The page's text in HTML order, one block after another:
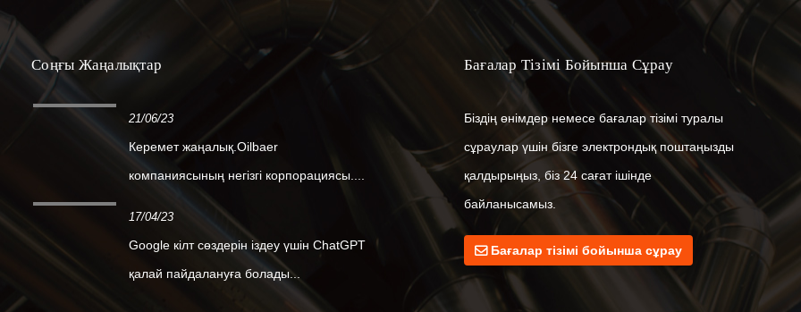
Соңғы Жаңалықтар
21/06/23
Керемет жаңалық.Oilbaer
компаниясының негізгі корпорациясы....
17/04/23
Google кілт сөздерін іздеу үшін ChatGPT
қалай пайдалануға болады...
04.07.23
Полимерлі сұйықтықты қолданудың ең
жақсы тәжірибелері...
Орташа және төмен температурадағы
полимерлі сұйықтық ...
Бағалар Тізімі Бойынша Сұрау
Біздің өнімдер немесе бағалар тізімі туралы
сұраулар үшін бізге электрондық поштаңызды
қалдырыңыз, біз 24 сағат ішінде
байланысамыз.
Бағалар тізімі бойынша сұрау